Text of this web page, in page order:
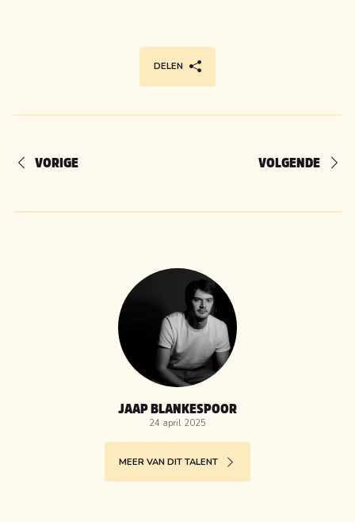
DELEN
VORIGE VOLGENDE
JAAP BLANKESPOOR
24 april 2025
MEER VAN DIT TALENT